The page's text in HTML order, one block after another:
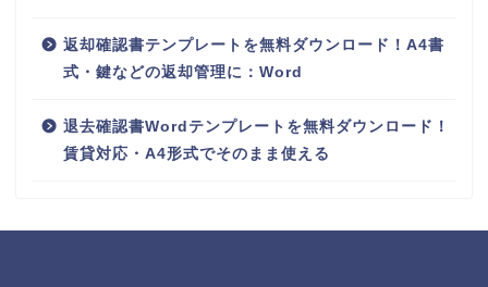
返却確認書テンプレートを無料ダウンロード！A4書
式・鍵などの返却管理に：Word
退去確認書Wordテンプレートを無料ダウンロード！
賃貸対応・A4形式でそのまま使える